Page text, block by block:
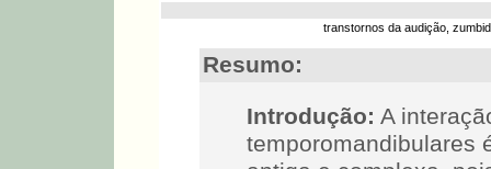
transtornos da audição,
Resumo:
Introdução: A
temporomandibulares